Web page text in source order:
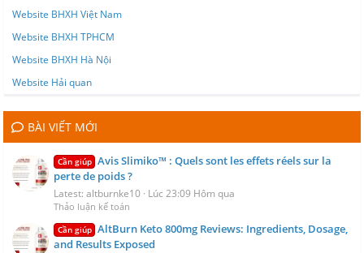
Website BHXH Việt Nam
Website BHXH TPHCM
Website BHXH Hà Nội
Website Hải quan
BÀI VIẾT MỚI
Cần giúp Avis Slimiko™ : Quels sont les effets réels sur la
perte de poids ?
Latest: altburnke10 Lúc 23:09 Hôm qua
Thảo luận kế toán
Cần giúp AltBurn Keto 800mg Reviews: Ingredients, Dosage,
and Results Exposed